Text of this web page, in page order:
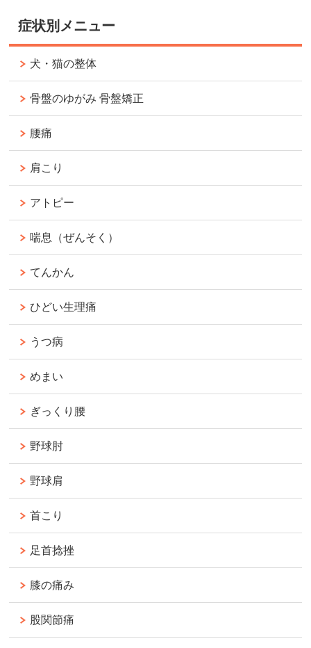
症状別メニュー
犬・猫の整体
骨盤のゆがみ 骨盤矯正
腰痛
肩こり
アトピー
喘息（ぜんそく）
てんかん
ひどい生理痛
うつ病
めまい
ぎっくり腰
野球肘
野球肩
首こり
足首捻挫
膝の痛み
股関節痛